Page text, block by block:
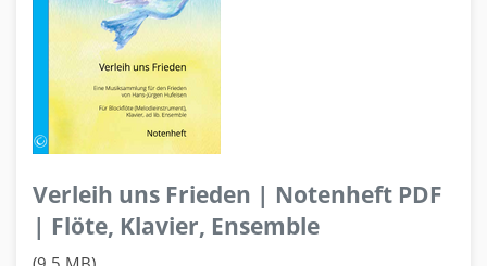
Verleih uns Frieden | Notenheft PDF
| Flöte, Klavier, Ensemble